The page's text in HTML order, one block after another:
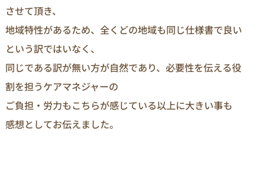
させて頂き、
地域特性があるため、全くどの地域も同じ仕様書で良い
という訳ではいなく、
同じである訳が無い方が自然であり、必要性を伝える役
割を担うケアマネジャーの
ご負担・労力もこちらが感じている以上に大きい事も
感想としてお伝えました。